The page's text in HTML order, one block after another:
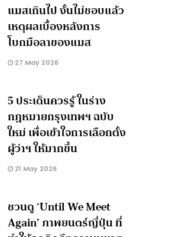
แมสเกินไป งั้นไม่ชอบแล้ว
เหตุผลเบื้องหลังการ
โบกมือลาของแมส
27 May 2026
5 ประเด็นควรรู้ ในร่าง
กฎหมายกรุงเทพฯ ฉบับ
ใหม่ เพื่อเข้าใจการเลือกตั้ง
ผู้ว่าฯ ให้มากขึ้น
21 May 2026
ชวนดู ‘Until We Meet
Again’ ภาพยนตร์ญี่ปุ่น ที่